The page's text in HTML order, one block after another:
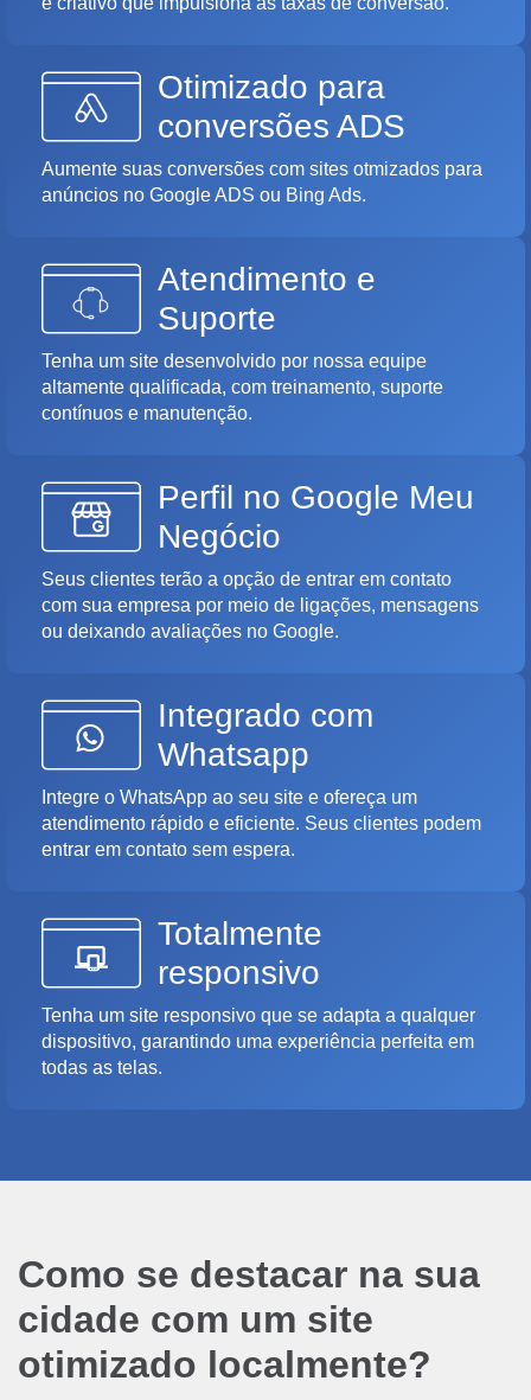
Otimizado para
conversões ADS
Aumente suas conversões com sites otmizados para
anúncios no Google ADS ou Bing Ads.
Atendimento e
Suporte
Tenha um site desenvolvido por nossa equipe
altamente qualificada, com treinamento, suporte
contínuos e manutenção.
Perfil no Google Meu
Negócio
Seus clientes terão a opção de entrar em contato
com sua empresa por meio de ligações, mensagens
ou deixando avaliações no Google.
Integrado com
Whatsapp
Integre o WhatsApp ao seu site e ofereça um
atendimento rápido e eficiente. Seus clientes podem
entrar em contato sem espera.
Totalmente
responsivo
Tenha um site responsivo que se adapta a qualquer
dispositivo, garantindo uma experiência perfeita em
todas as telas.
Como se destacar na sua
cidade com um site
otimizado localmente?